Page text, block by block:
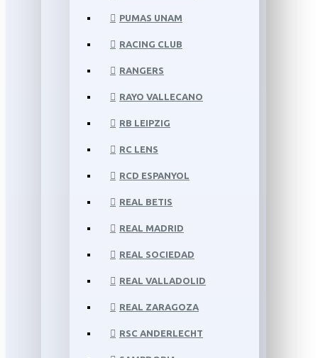
PUMAS UNAM
RACING CLUB
RANGERS
RAYO VALLECANO
RB LEIPZIG
RC LENS
RCD ESPANYOL
REAL BETIS
REAL MADRID
REAL SOCIEDAD
REAL VALLADOLID
REAL ZARAGOZA
RSC ANDERLECHT